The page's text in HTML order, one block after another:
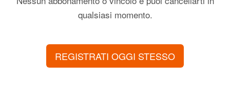
qualsiasi momento.
REGISTRATI OGGI STESSO